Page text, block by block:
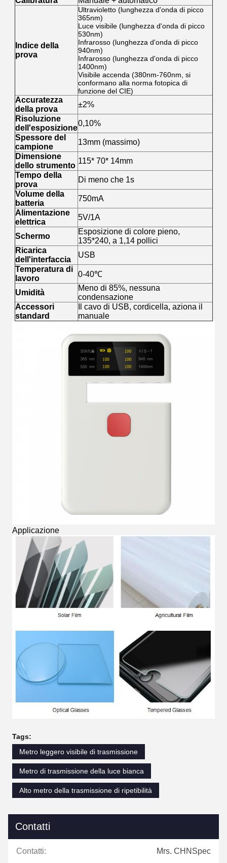
Indice della
prova
Ultravioletto (lunghezza d'onda di picco
365nm)
Luce visibile (lunghezza d'onda di picco
530nm)
Infrarosso (lunghezza d'onda di picco
940nm)
Infrarosso (lunghezza d'onda di picco
1400nm)
Visibile accenda (380nm-760nm, si
conformano alla norma fotopica di
funzione del CIE)
Accuratezza
della prova
±2%
Risoluzione
dell'esposizione
0,10%
Spessore del
campione
13mm (massimo)
Dimensione
dello strumento
115* 70* 14mm
Tempo della
prova
Di meno che 1s
Volume della
batteria
750mA
Alimentazione
elettrica
5V/1A
Schermo
Esposizione di colore pieno,
135*240, a 1,14 pollici
Ricarica
dell'interfaccia
USB
Temperatura di
lavoro
0-40℃
Umidità
Meno di 85%, nessuna
condensazione
Accessori
standard
Il cavo di USB, cordicella, aziona il
manuale
Applicazione
Tags:
Metro leggero visibile di trasmissione
Metro di trasmissione della luce bianca
Alto metro della trasmissione di ripetibilità
Contatti
Contatti: Mrs. CHNSpec